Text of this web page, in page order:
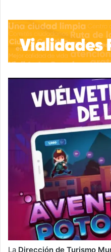
La Dirección de Turismo